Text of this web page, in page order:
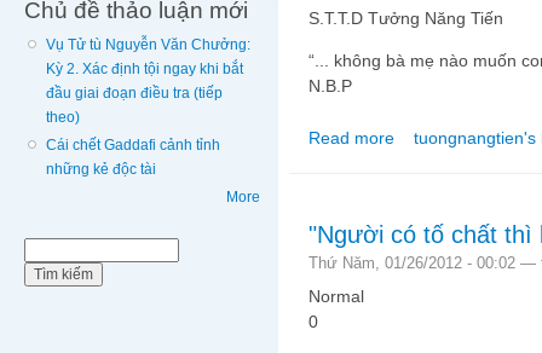
Chủ đề thảo luận mới
Vụ Tử tù Nguyễn Văn Chưởng:
Kỳ 2. Xác định tội ngay khi bắt
đầu giai đoạn điều tra (tiếp
theo)
Cái chết Gaddafi cảnh tỉnh
những kẻ độc tài
More
S.T.T.D Tưởng Năng Tiến
“... không bà mẹ nào muốn
N.B.P
Read more about Đầu Xuân Nói
tuongnangtien's
"Người có tố chất thì
Thứ Năm, 01/26/2012 - 00:02 —
Normal
0